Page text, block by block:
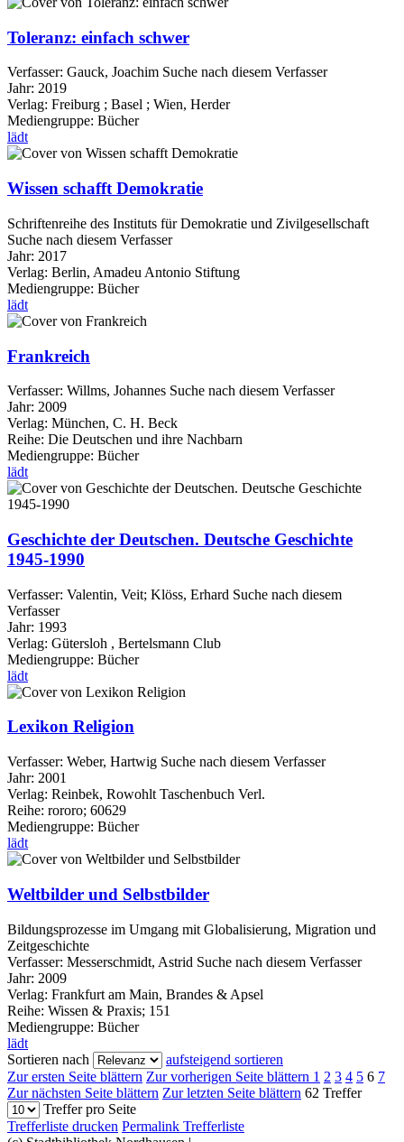
Toleranz: einfach schwer
Verfasser: Gauck, Joachim Suche nach diesem Verfasser
Jahr: 2019
Verlag: Freiburg ; Basel ; Wien, Herder
Mediengruppe: Bücher
lädt
Wissen schafft Demokratie
Schriftenreihe des Instituts für Demokratie und Zivilgesellschaft
Suche nach diesem Verfasser
Jahr: 2017
Verlag: Berlin, Amadeu Antonio Stiftung
Mediengruppe: Bücher
lädt
Frankreich
Verfasser: Willms, Johannes Suche nach diesem Verfasser
Jahr: 2009
Verlag: München, C. H. Beck
Reihe: Die Deutschen und ihre Nachbarn
Mediengruppe: Bücher
lädt
Geschichte der Deutschen. Deutsche Geschichte
1945-1990
Verfasser: Valentin, Veit; Klöss, Erhard Suche nach diesem
Verfasser
Jahr: 1993
Verlag: Gütersloh , Bertelsmann Club
Mediengruppe: Bücher
lädt
Lexikon Religion
Verfasser: Weber, Hartwig Suche nach diesem Verfasser
Jahr: 2001
Verlag: Reinbek, Rowohlt Taschenbuch Verl.
Reihe: rororo; 60629
Mediengruppe: Bücher
lädt
Weltbilder und Selbstbilder
Bildungsprozesse im Umgang mit Globalisierung, Migration und
Zeitgeschichte
Verfasser: Messerschmidt, Astrid Suche nach diesem Verfasser
Jahr: 2009
Verlag: Frankfurt am Main, Brandes & Apsel
Reihe: Wissen & Praxis; 151
Mediengruppe: Bücher
lädt
Sortieren nach
aufsteigend sortieren
Zur ersten Seite blättern Zur vorherigen Seite blättern 1 2 3 4 5 6 7
Zur nächsten Seite blättern Zur letzten Seite blättern 62 Treffer
Treffer pro Seite
Trefferliste drucken Permalink Trefferliste